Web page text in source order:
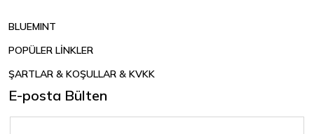
BLUEMINT
POPÜLER LİNKLER
ŞARTLAR & KOŞULLAR & KVKK
E-posta Bülten